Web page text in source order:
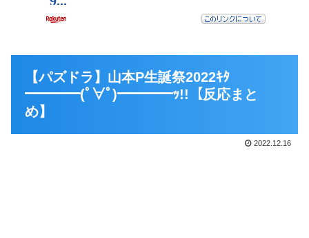
【パズドラ】山本P生誕祭2022ｷﾀ
━━━━(ﾟ∀ﾟ)━━━━ｯ!!【反応まと
め】
2022.12.16